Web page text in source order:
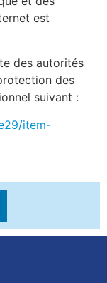
est
des autorités
des
suivant :
item-